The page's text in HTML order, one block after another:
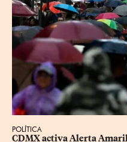
POLÍTICA
CDMX activa Alerta